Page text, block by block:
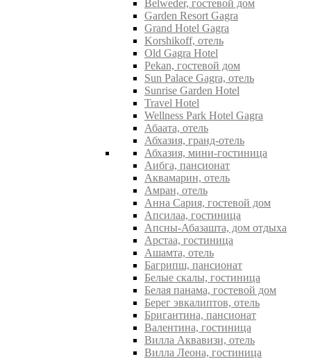
Belweder, гостевой дом
Garden Resort Gagra
Grand Hotel Gagra
Korshikoff, отель
Old Gagra Hotel
Pekan, гостевой дом
Sun Palace Gagra, отель
Sunrise Garden Hotel
Travel Hotel
Wellness Park Hotel Gagra
Абаата, отель
Абхазия, гранд-отель
Абхазия, мини-гостиница
Аибга, пансионат
Аквамарин, отель
Амран, отель
Анна Сария, гостевой дом
Апсилаа, гостиница
Апсны-Абазашта, дом отдыха
Арстаа, гостиница
Ашамта, отель
Багрипш, пансионат
Белые скалы, гостиница
Белая панама, гостевой дом
Берег эвкалиптов, отель
Бригантина, пансионат
Валентина, гостиница
Вилла Аквавизи, отель
Вилла Леона, гостиница